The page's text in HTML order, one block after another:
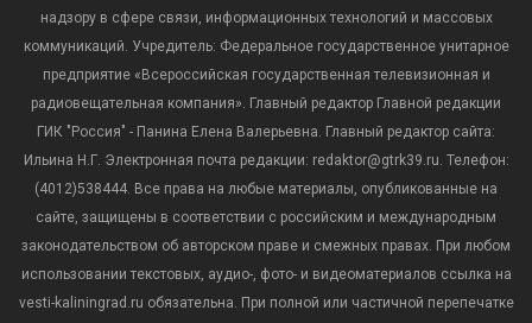
надзору в сфере связи, информационных технологий и массовых
коммуникаций. Учредитель: Федеральное государственное унитарное
предприятие «Всероссийская государственная телевизионная и
радиовещательная компания». Главный редактор Главной редакции
ГИК "Россия" - Панина Елена Валерьевна. Главный редактор сайта:
Ильина Н.Г. Электронная почта редакции: redaktor@gtrk39.ru. Телефон:
(4012)538444. Все права на любые материалы, опубликованные на
сайте, защищены в соответствии с российским и международным
законодательством об авторском праве и смежных правах. При любом
использовании текстовых, аудио-, фото- и видеоматериалов ссылка на
vesti-kaliningrad.ru обязательна. При полной или частичной перепечатке